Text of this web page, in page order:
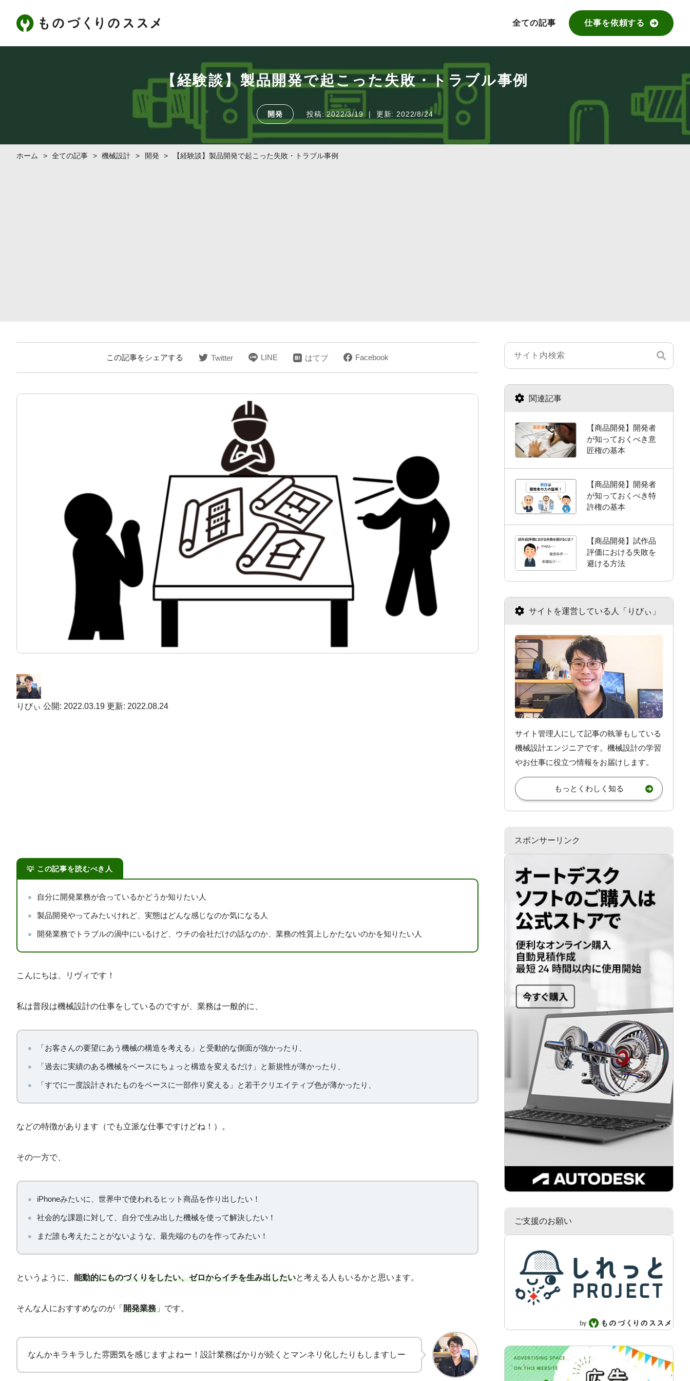
全ての記事 仕事を依頼する
【経験談】製品開発で起こった失敗・トラブル事例
開発 投稿:2022/3/19 更新: 2022/8/24
ホーム > 全ての記事 > 機械設計 > 開発 > 【経験談】製品開発で起こった失敗・トラブル事例
この記事をシェアする Twitter LINE はてブ Facebook
りびぃ 公開: 2022.03.19 更新: 2022.08.24
この記事を読むべき人
自分に開発業務が合っているかどうか知りたい人
製品開発やってみたいけれど、実態はどんな感じなのか気になる人
開発業務でトラブルの渦中にいるけど、ウチの会社だけの話なのか、業務の性質上しかたないのかを知りたい人
こんにちは、リヴィです！
私は普段は機械設計の仕事をしているのですが、業務は一般的に、
「お客さんの要望にあう機械の構造を考える」と受動的な側面が強かったり、
「過去に実績のある機械をベースにちょっと構造を変えるだけ」と新規性が薄かったり、
「すでに一度設計されたものをベースに一部作り変える」と若干クリエイティブ色が薄かったり、
などの特徴があります（でも立派な仕事ですけどね！）。
その一方で、
iPhoneみたいに、世界中で使われるヒット商品を作り出したい！
社会的な課題に対して、自分で生み出した機械を使って解決したい！
まだ誰も考えたことがないような、最先端のものを作ってみたい！
というように、 能動的にものづくりをしたい、ゼロからイチを生み出したいと考える人もいるかと思います。
そんな人におすすめなのが「 開発業務 」です。
なんかキラキラした雰囲気を感じますよねー！設計業務ばかりが続くとマンネリ化したりもしますしー
関連記事
【商品開発】開発者
が知っておくべき意
匠権の基本
【商品開発】開発者
が知っておくべき特
許権の基本
【商品開発】試作品
評価における失敗を
避ける方法
サイトを運営している人「りびぃ」
サイト管理人にして記事の執筆もしている
機械設計エンジニアです。機械設計の学習
やお仕事に役立つ情報をお届けします。
もっとくわしく知る
スポンサーリンク
ご支援のお願い